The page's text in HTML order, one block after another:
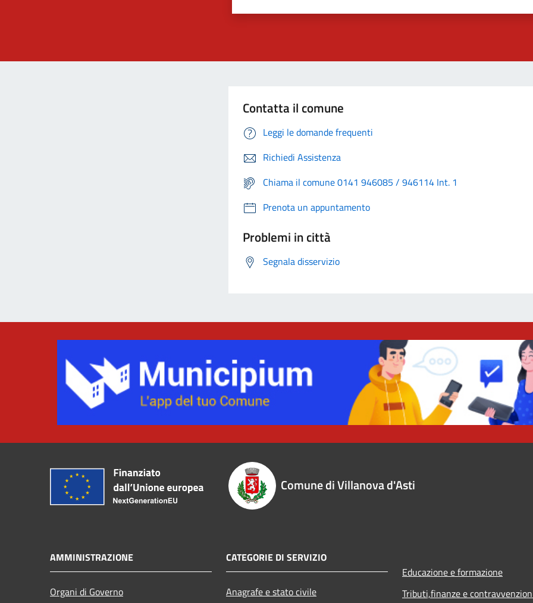
Contatta il comune
Leggi le domande frequenti
Richiedi Assistenza
Chiama il comune 0141 946085 / 946114 Int. 1
Prenota un appuntamento
Problemi in città
Segnala disservizio
Comune di Villanova d'Asti
AMMINISTRAZIONE
Organi di Governo
CATEGORIE DI SERVIZIO
Anagrafe e stato civile
Educazione e formazione
Tributi,finanze e